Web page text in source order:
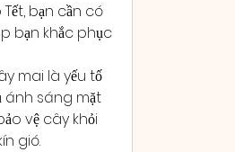
bạn cần có
bạn khắc phục
mai là yếu tố
ánh sáng mặt
vệ cây khỏi
gió.